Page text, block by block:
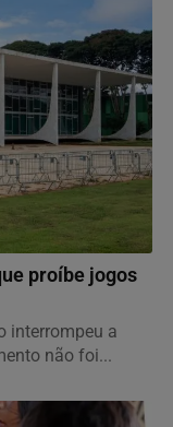
proíbe jogos
interrompeu a
não foi...